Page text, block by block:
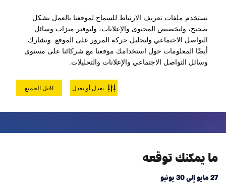
نستخدم ملفات تعريف الارتباط للسماح لموقعنا بالعمل بشكل
صحيح، ولتخصيص المحتوى والإعلانات، ولتوفير ميزات وسائل
التواصل الاجتماعي ولتحليل حركة المرور على الموقع. ونشارك
أيضًا المعلومات حول استخدامك موقعنا مع شركائنا على مستوى
وسائل التواصل الاجتماعي والإعلانات والتحليلات.
اقبل الجميع يعدل أو يعدل
تذكرة الحديقة الثلجية
ما يمكنك توقعه
27 مايو إلى 30 يونيو